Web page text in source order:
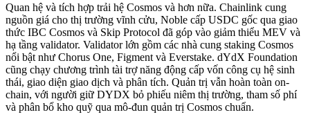
Quan hệ và tích hợp trải hệ Cosmos và hơn nữa. Chainlink cung
nguồn giá cho thị trường vĩnh cửu, Noble cấp USDC gốc qua giao
thức IBC Cosmos và Skip Protocol đã góp vào giảm thiểu MEV và
hạ tầng validator. Validator lớn gồm các nhà cung staking Cosmos
nổi bật như Chorus One, Figment và Everstake. dYdX Foundation
cũng chạy chương trình tài trợ năng động cấp vốn công cụ hệ sinh
thái, giao diện giao dịch và phân tích. Quản trị vẫn hoàn toàn on-
chain, với người giữ DYDX bỏ phiếu niêm thị trường, tham số phí
và phân bổ kho quỹ qua mô-đun quản trị Cosmos chuẩn.